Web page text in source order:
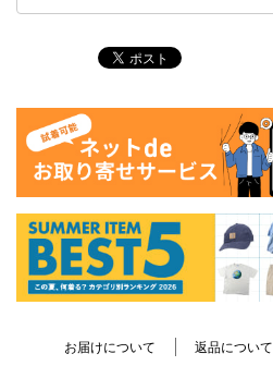
お届けについて 返品について